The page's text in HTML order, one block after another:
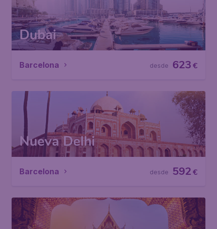
Dubai
Barcelona €
623
desde
Nueva Delhi
Barcelona €
592
desde